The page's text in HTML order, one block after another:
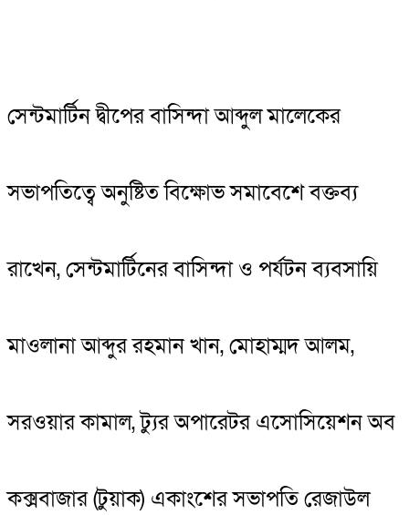
সেন্টমার্টিন দ্বীপের বাসিন্দা আব্দুল মালেকের
সভাপতিত্বে অনুষ্টিত বিক্ষোভ সমাবেশে বক্তব্য
রাখেন, সেন্টমার্টিনের বাসিন্দা ও পর্যটন ব্যবসায়ি
মাওলানা আব্দুর রহমান খান, মোহাম্মদ আলম,
সরওয়ার কামাল, ট্যুর অপারেটর এসোসিয়েশন অব
কক্সবাজার (টুয়াক) একাংশের সভাপতি রেজাউল